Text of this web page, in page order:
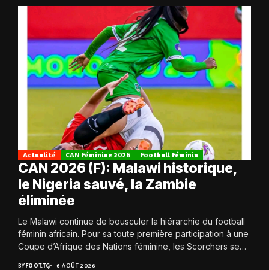
Actualité CAN Féminine 2026 Football Féminin
CAN 2026 (F): Malawi historique,
le Nigeria sauvé, la Zambie
éliminée
Le Malawi continue de bousculer la hiérarchie du football
féminin africain. Pour sa toute première participation à une
Coupe d’Afrique des Nations féminine, les Scorchers se
qualifient avec éclat pour...
BYFOOT.TG 6 AOÛT 2026